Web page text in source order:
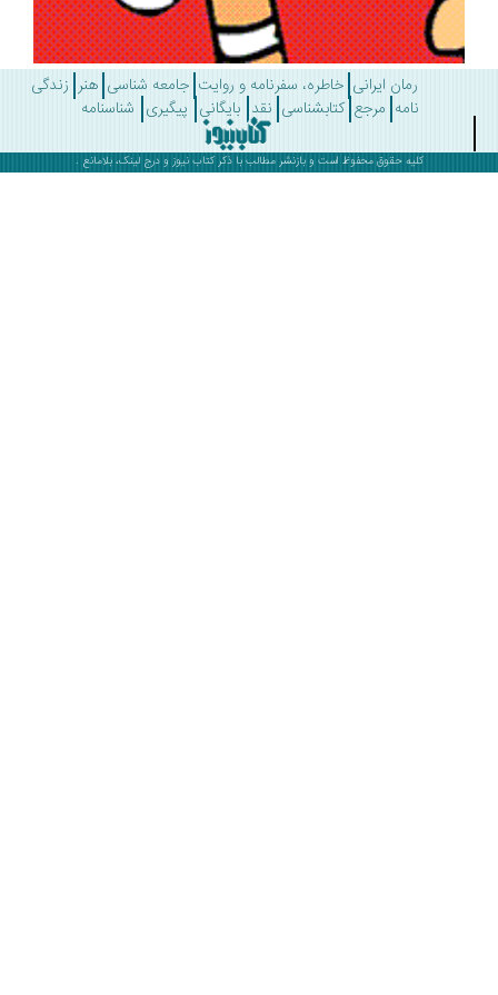
رمان ایرانی خاطره، سفرنامه و روایت جامعه شناسی هنر زندگی
مرجع کتابشناسی نقد بایگانی پیگیری شناسنامه
کلیه حقوق محفوظ است و بازنشر مطالب با ذکرکتاب نیوز و درج لینک، بلامانع .